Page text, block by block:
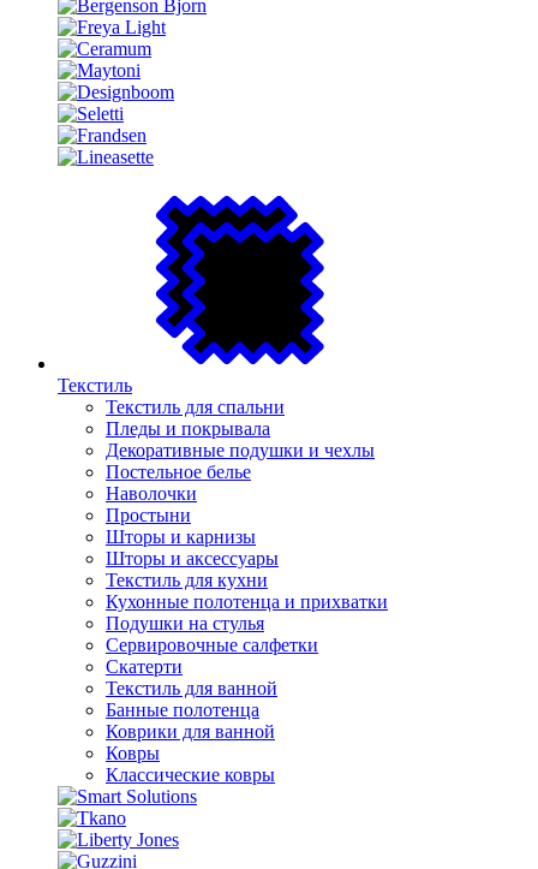
Текстиль
Текстиль для спальни
Пледы и покрывала
Декоративные подушки и чехлы
Постельное белье
Наволочки
Простыни
Шторы и карнизы
Шторы и аксессуары
Текстиль для кухни
Кухонные полотенца и прихватки
Подушки на стулья
Сервировочные салфетки
Скатерти
Текстиль для ванной
Банные полотенца
Коврики для ванной
Ковры
Классические ковры